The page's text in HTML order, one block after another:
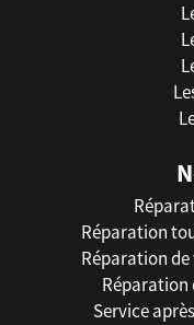
Réparation
Réparation
Réparation
Service